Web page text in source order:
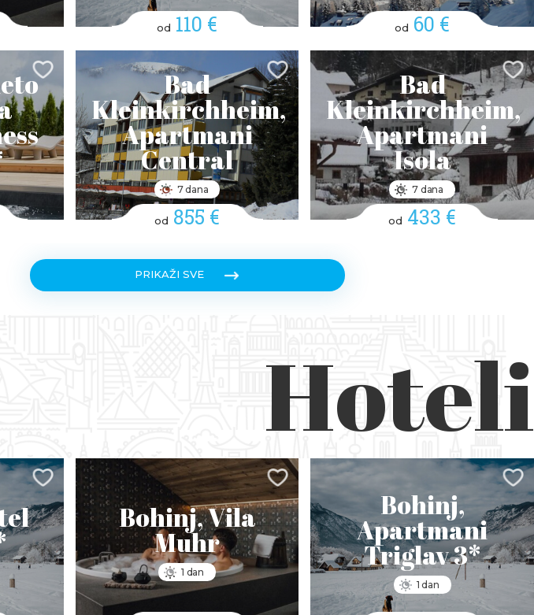
od 110 € od 60 €
Bad
Kleinkirchheim,
Apartmani
Central
7 dana
od 855 €
Bad
Kleinkirchheim,
Apartmani
Isola
7 dana
od 433 €
PRIKAŽI SVE
Hoteli
Bohinj, Vila
Muhr
1 dan
Bohinj,
Apartmani
Triglav 3*
1 dan